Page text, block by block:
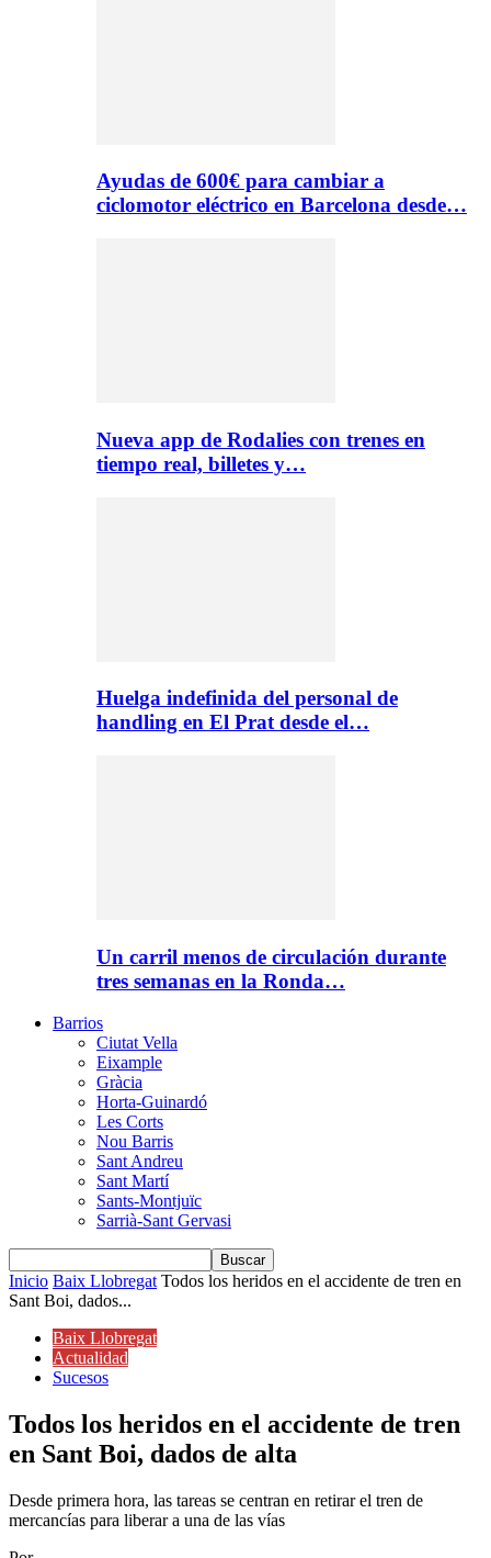
Ayudas de 600€ para cambiar a
ciclomotor eléctrico en Barcelona desde…
Nueva app de Rodalies con trenes en
tiempo real, billetes y…
Huelga indefinida del personal de
handling en El Prat desde el…
Un carril menos de circulación durante
tres semanas en la Ronda…
Barrios
Ciutat Vella
Eixample
Gràcia
Horta-Guinardó
Les Corts
Nou Barris
Sant Andreu
Sant Martí
Sants-Montjuïc
Sarrià-Sant Gervasi
Inicio Baix Llobregat Todos los heridos en el accidente de tren en
Sant Boi, dados...
Baix Llobregat
Actualidad
Sucesos
Todos los heridos en el accidente de tren
en Sant Boi, dados de alta
Desde primera hora, las tareas se centran en retirar el tren de
mercancías para liberar a una de las vías